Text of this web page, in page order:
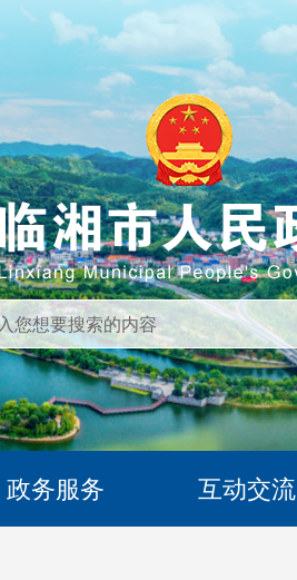
政务服务 互动交流